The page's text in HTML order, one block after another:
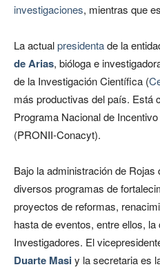
investigaciones, mientras que
La actualpresidentade la
de Arias, bióloga e
de la Investigación Científica (
más productivas del país. Está
Programa Nacional de
(PRONII-Conacyt).
Bajo la administración de
diversos programas de
proyectos de reformas,
hasta de eventos, entre ellos,
Investigadores. El
Duarte Masiy la secretaria es